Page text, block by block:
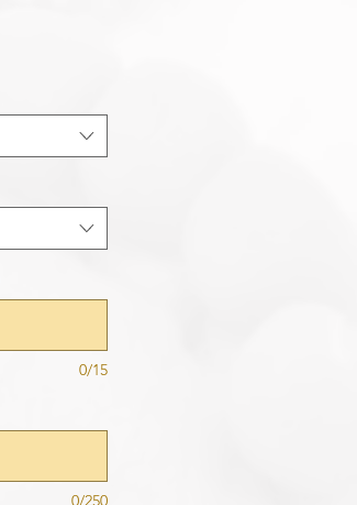
0/15
0/250